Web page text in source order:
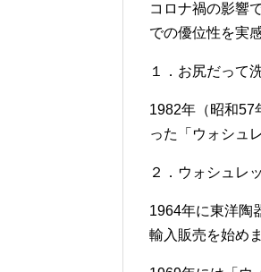
コロナ禍の影響
での優位性を実
１．お尻だって
1982年（昭和57
った「ウォシュ
２．ウォシュレ
1964年に東洋陶
輸入販売を始め